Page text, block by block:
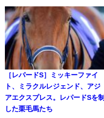
［レパードS］ミッキーファイ
ト、ミラクルレジェンド、アジ
アエクスプレス。レパードSを制
した栗毛馬たち